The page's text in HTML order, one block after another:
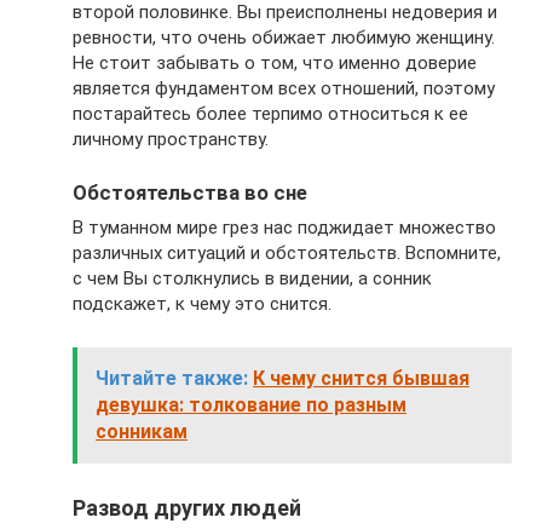
второй половинке. Вы преисполнены недоверия и
ревности, что очень обижает любимую женщину.
Не стоит забывать о том, что именно доверие
является фундаментом всех отношений, поэтому
постарайтесь более терпимо относиться к ее
личному пространству.
Обстоятельства во сне
В туманном мире грез нас поджидает множество
различных ситуаций и обстоятельств. Вспомните,
с чем Вы столкнулись в видении, а сонник
подскажет, к чему это снится.
Читайте также: К чему снится бывшая
девушка: толкование по разным
сонникам
Развод других людей